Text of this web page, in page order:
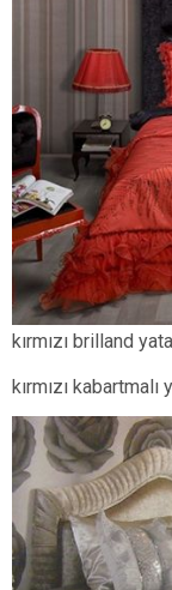
kırmızı brilland
kırmızı